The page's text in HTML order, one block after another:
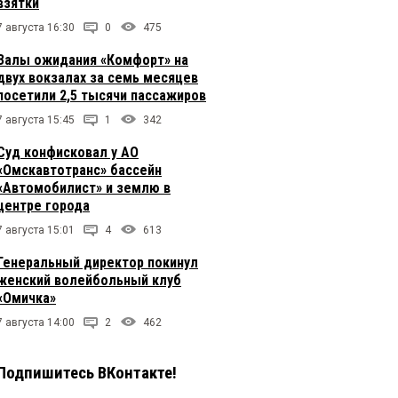
августа 16:30 0 475
ожидания «Комфорт» на
вокзалах за семь месяцев
2,5 тысячи пассажиров
августа 15:45 1 342
конфисковал у АО
бассейн
и землю в
города
августа 15:01 4 613
директор покинул
волейбольный клуб
августа 14:00 2 462
ВКонтакте!